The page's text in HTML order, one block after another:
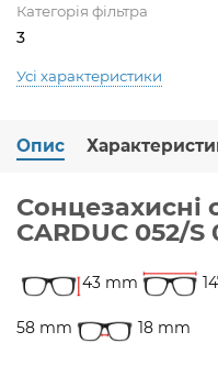
Категорія фільтра
3
Усі характеристики
Опис
Сонцезахисні
CARDUC 052/S
43 mm
58 mm 18 mm